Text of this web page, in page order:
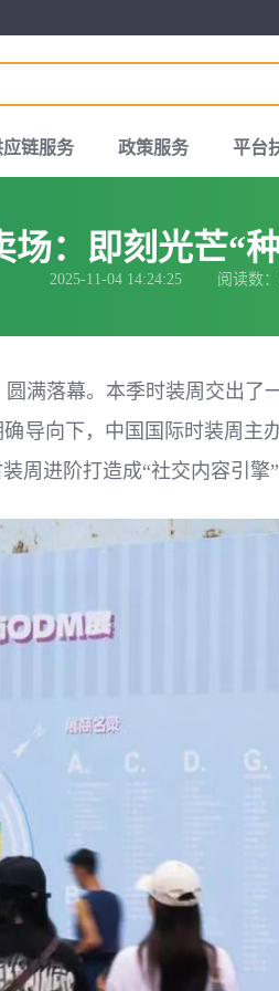
应链服务 政策服务 平台
场：即刻光芒“
2025-11-04 14:24:25 阅读数：
满落幕。本季时装周交出
导向下，中国国际时装周
周进阶打造成“社交内容引擎